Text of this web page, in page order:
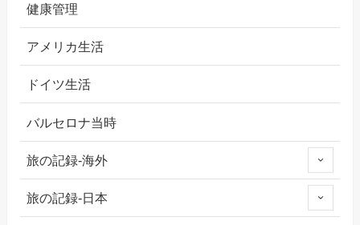
健康管理
アメリカ生活
ドイツ生活
バルセロナ当時
旅の記録-海外
旅の記録-日本